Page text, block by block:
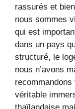
rassurés et
nous sommes
qui est
dans un pays
structuré, le
nous n’avons
recommandons
véritable